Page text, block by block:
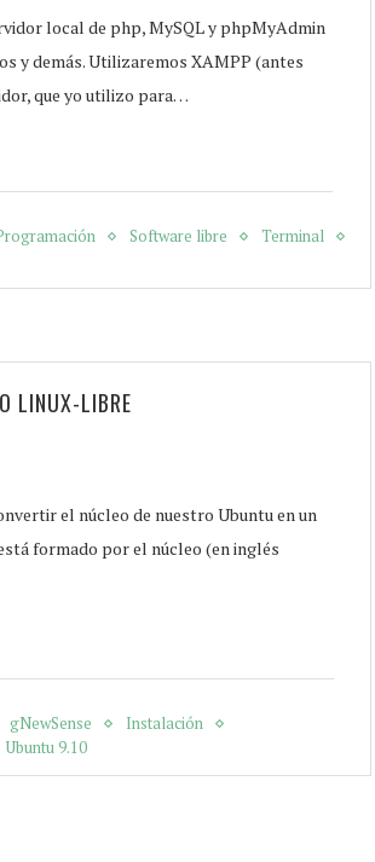
local de php, MySQL y phpMyAdmin
y demás. Utilizaremos XAMPP (antes
que yo utilizo para…
Software libre
Terminal
LINUX-LIBRE
el núcleo de nuestro Ubuntu en un
formado por el núcleo (en inglés
gNewSense
Instalación
Ubuntu 9.10